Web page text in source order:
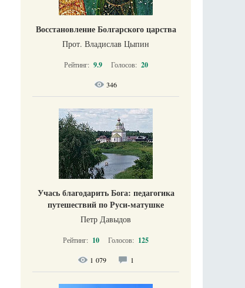
Восстановление Болгарского царства
Прот. Владислав Цыпин
Рейтинг: 9.9 Голосов: 20
346
Учась благодарить Бога: педагогика
путешествий по Руси-матушке
Петр Давыдов
Рейтинг: 10 Голосов: 125
1 079 1